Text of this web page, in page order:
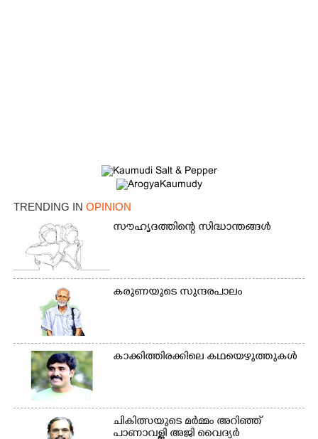
TRENDING IN OPINION
സൗഹൃദത്തിന്റെ സിദ്ധാന്തങ്ങൾ
കരുണയുടെ സുന്ദരപാലം
കാക്കിത്തിരക്കിലെ കഥയെഴുത്തുകൾ
ചികിത്സയുടെ മർമ്മം അറിഞ്ഞ്
പാണാവള്ളി അജി വൈദ്യർ